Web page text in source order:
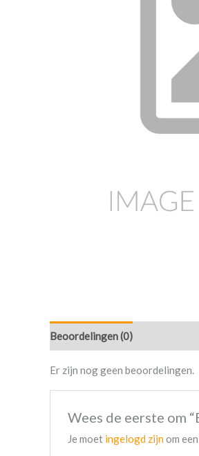
Beoordelingen (0)
Er zijn nog geen beoordelingen.
Wees de eerste om
Je moet ingelogd zijnom